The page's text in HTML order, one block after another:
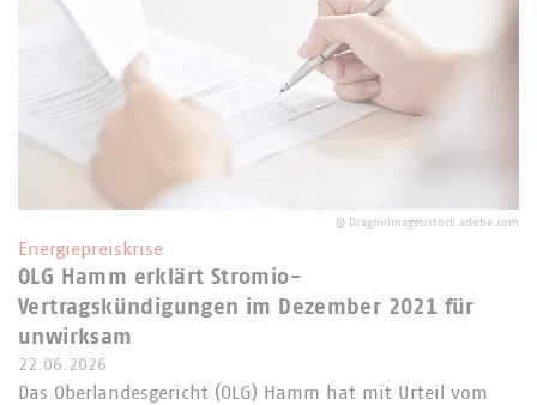
© DragonImages/stock.adobe.com
Energiepreiskrise
OLG Hamm erklärt Stromio-
Vertragskündigungen im Dezember 2021 für
unwirksam
22.06.2026
Das Oberlandesgericht (OLG) Hamm hat mit Urteil vom